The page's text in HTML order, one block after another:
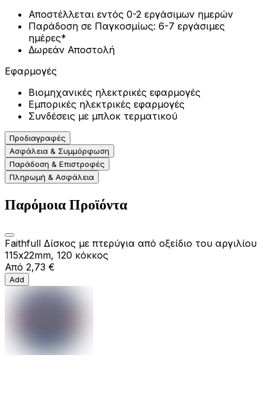
Αποστέλλεται εντός 0-2 εργάσιμων ημερών
Παράδοση σε Παγκοσμίως: 6-7 εργάσιμες
ημέρες*
Δωρεάν Αποστολή
Εφαρμογές
Βιομηχανικές ηλεκτρικές εφαρμογές
Εμπορικές ηλεκτρικές εφαρμογές
Συνδέσεις με μπλοκ τερματικού
Προδιαγραφές
Ασφάλεια & Συμμόρφωση
Παράδοση & Επιστροφές
Πληρωμή & Ασφάλεια
Παρόμοια Προϊόντα
Faithfull Δίσκος με πτερύγια από οξείδιο του αργιλίου
115x22mm, 120 κόκκος
Από 2,73 €
Add